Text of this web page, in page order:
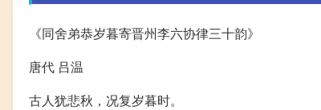
《同舍弟恭岁暮寄晋州李六协律三十韵》
唐代 吕温
古人犹悲秋，况复岁暮时。